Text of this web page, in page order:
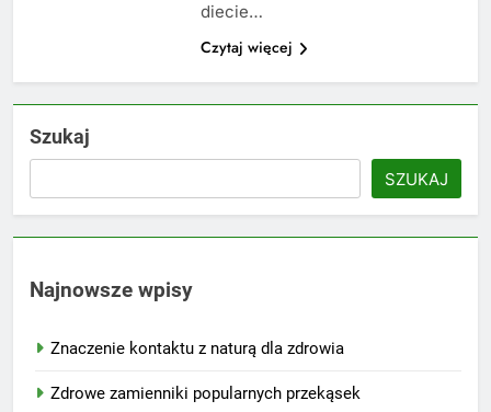
diecie…
Czytaj więcej
Szukaj
SZUKAJ
Najnowsze wpisy
Znaczenie kontaktu z naturą dla zdrowia
Zdrowe zamienniki popularnych przekąsek